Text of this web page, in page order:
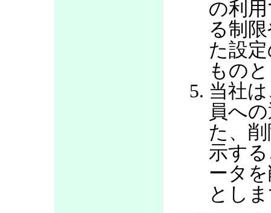
の利
る制
た設
もの
当社
員へ
た、
示す
ータ
とし